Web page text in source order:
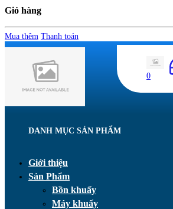
Giỏ hàng
Mua thêm Thanh toán
0
DANH MỤC SẢN PHẨM
Giới thiệu
Sản Phẩm
Bồn khuấy
Máy khuấy